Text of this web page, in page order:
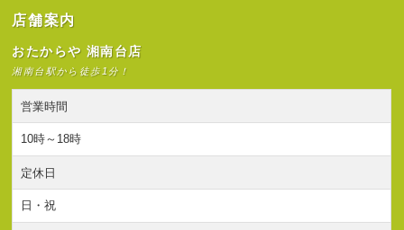
店舗案内
おたからや 湘南台店
湘南台駅から徒歩1分！
営業時間
10時～18時
定休日
日・祝